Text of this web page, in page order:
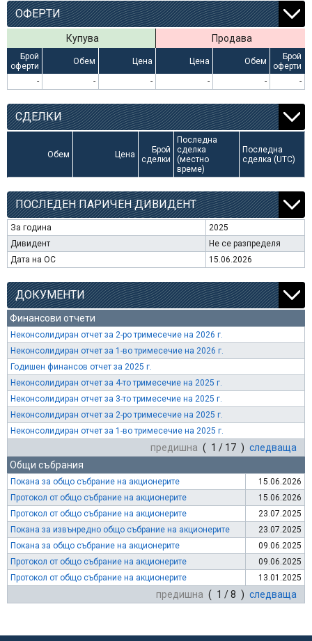
ОФЕРТИ
Купува Продава
Брой
оферти
Обем Цена Цена Обем
Брой
оферти
-
- - - - -
СДЕЛКИ
Обем Цена
Брой
сделки
Последна
сделка
(местно
време)
Последна
сделка (UTC)
ПОСЛЕДЕН ПАРИЧЕН ДИВИДЕНТ
За година
2025
Дивидент
Не се разпределя
Дата на ОС
15.06.2026
ДОКУМЕНТИ
Финансови отчети
Неконсолидиран отчет за 2-ро тримесечие на 2026 г.
Неконсолидиран отчет за 1-во тримесечие на 2026 г.
Годишен финансов отчет за 2025 г.
Неконсолидиран отчет за 4-то тримесечие на 2025 г.
Неконсолидиран отчет за 3-то тримесечие на 2025 г.
Неконсолидиран отчет за 2-ро тримесечие на 2025 г.
Неконсолидиран отчет за 1-во тримесечие на 2025 г.
предишна ( 1 / 17 ) следваща
Общи събрания
Покана за общо събрание на акционерите
15.06.2026
Протокол от общо събрание на акционерите
15.06.2026
Протокол от общо събрание на акционерите
23.07.2025
Покана за извънредно общо събрание на акционерите
23.07.2025
Покана за общо събрание на акционерите
09.06.2025
Протокол от общо събрание на акционерите
09.06.2025
Протокол от общо събрание на акционерите
13.01.2025
предишна ( 1 / 8 ) следваща